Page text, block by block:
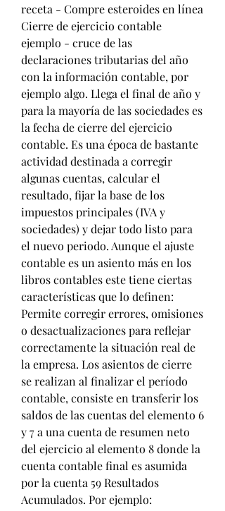
receta - Compre esteroides en línea
Cierre de ejercicio contable
ejemplo - cruce de las
declaraciones tributarias del año
con la información contable, por
ejemplo algo. Llega el final de año y
para la mayoría de las sociedades es
la fecha de cierre del ejercicio
contable. Es una época de bastante
actividad destinada a corregir
algunas cuentas, calcular el
resultado, fijar la base de los
impuestos principales (IVA y
sociedades) y dejar todo listo para
el nuevo periodo. Aunque el ajuste
contable es un asiento más en los
libros contables este tiene ciertas
características que lo definen:
Permite corregir errores, omisiones
o desactualizaciones para reflejar
correctamente la situación real de
la empresa. Los asientos de cierre
se realizan al finalizar el período
contable, consiste en transferir los
saldos de las cuentas del elemento 6
y 7 a una cuenta de resumen neto
del ejercicio al elemento 8 donde la
cuenta contable final es asumida
por la cuenta 59 Resultados
Acumulados. Por ejemplo: